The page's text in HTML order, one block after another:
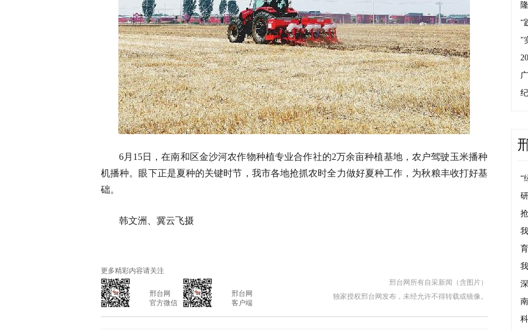
6月15日，在南和区金沙河农作物种植专业合作社的2万余亩种植基地，农户驾驶玉米播种
机播种。眼下正是夏种的关键时节，我市各地抢抓农时全力做好夏种工作，为秋粮丰收打好基
础。
韩文洲、冀云飞摄
更多精彩内容请关注
			邢台网
			官方微信
			邢台网
			客户端
邢台网所有自采新闻（含图片）
独家授权邢台网发布，未经允许不得转载或镜像。
“
"
“